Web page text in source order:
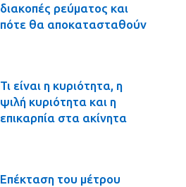
διακοπές ρεύματος και
πότε θα αποκατασταθούν
Τι είναι η κυριότητα, η
ψιλή κυριότητα και η
επικαρπία στα ακίνητα
Επέκταση του μέτρου